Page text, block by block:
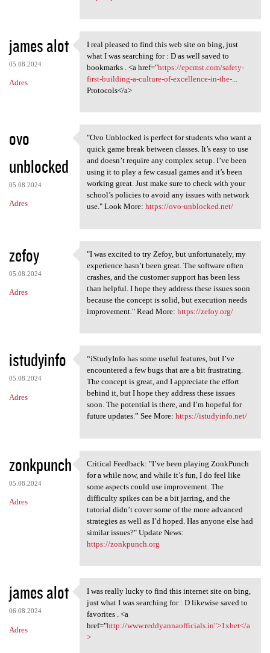
james alot
05.08.2024
Adres
I real pleased to find
I real pleased to find this web site on bing, just
what I was searching for : D as well saved to
bookmarks . <a href="https://epcmst.com/safety-
first-building-a-culture-of-excellence-in-the-...
Protocols</a>
ovo
unblocked
05.08.2024
Adres
"Ovo Unblocked is perfect for
"Ovo Unblocked is perfect for students who want a
quick game break between classes. It’s easy to use
and doesn’t require any complex setup. I’ve been
using it to play a few casual games and it’s been
working great. Just make sure to check with your
school’s policies to avoid any issues with network
use." Look More: https://ovo-unblocked.net/
zefoy
05.08.2024
Adres
"I was excited to try Zefoy,
"I was excited to try Zefoy, but unfortunately, my
experience hasn’t been great. The software often
crashes, and the customer support has been less
than helpful. I hope they address these issues soon
because the concept is solid, but execution needs
improvement." Read More: https://zefoy.org/
istudyinfo
05.08.2024
Adres
“iStudyInfo has some useful
“iStudyInfo has some useful features, but I’ve
encountered a few bugs that are a bit frustrating.
The concept is great, and I appreciate the effort
behind it, but I hope they address these issues
soon. The potential is there, and I’m hopeful for
future updates.” See More: https://istudyinfo.net/
zonkpunch
05.08.2024
Adres
Critical Feedback: "I’ve been
Critical Feedback: "I’ve been playing ZonkPunch
for a while now, and while it’s fun, I do feel like
some aspects could use improvement. The
difficulty spikes can be a bit jarring, and the
tutorial didn’t cover some of the more advanced
strategies as well as I’d hoped. Has anyone else had
similar issues?" Update News:
https://zonkpunch.org
james alot
06.08.2024
Adres
I was really lucky to
I was really lucky to find this internet site on bing,
just what I was searching for : D likewise saved to
favorites . <a
href="http://www.reddyannaofficials.in">1xbet</a
>